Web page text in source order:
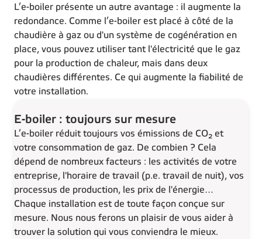
L’e-boiler présente un autre avantage : il augmente la
redondance. Comme l’e-boiler est placé à côté de la
chaudière à gaz ou d'un système de cogénération en
place, vous pouvez utiliser tant l'électricité que le gaz
pour la production de chaleur, mais dans deux
chaudières différentes. Ce qui augmente la fiabilité de
votre installation.
E-boiler : toujours sur mesure
L’e-boiler réduit toujours vos émissions de CO₂ et
votre consommation de gaz. De combien ? Cela
dépend de nombreux facteurs : les activités de votre
entreprise, l'horaire de travail (p.e. travail de nuit), vos
processus de production, les prix de l'énergie...
Chaque installation est de toute façon conçue sur
mesure. Nous nous ferons un plaisir de vous aider à
trouver la solution qui vous conviendra le mieux.